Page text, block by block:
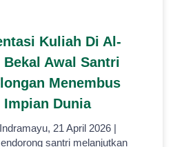
Kuliah Di Al-
Awal Santri
Menembus
Impian Dunia
21 April 2026 |
santri melanjutkan